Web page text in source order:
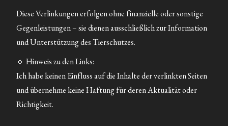
Diese Verlinkungen erfolgen ohne finanzielle oder sonstige
Gegenleistungen – sie dienen ausschließlich zur Information
und Unterstützung des Tierschutzes.
🔹 Hinweis zu den Links:
Ich habe keinen Einfluss auf die Inhalte der verlinkten Seiten
und übernehme keine Haftung für deren Aktualität oder
Richtigkeit.